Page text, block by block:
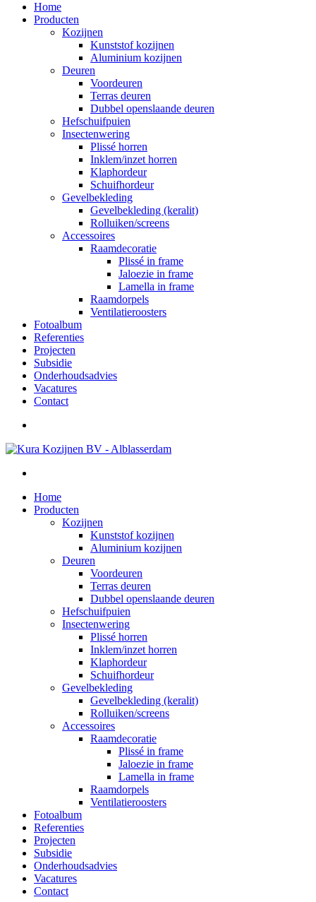
Home
Producten
Kozijnen
Kunststof kozijnen
Aluminium kozijnen
Deuren
Voordeuren
Terras deuren
Dubbel openslaande deuren
Hefschuifpuien
Insectenwering
Plissé horren
Inklem/inzet horren
Klaphordeur
Schuifhordeur
Gevelbekleding
Gevelbekleding (keralit)
Rolluiken/screens
Accessoires
Raamdecoratie
Plissé in frame
Jaloezie in frame
Lamella in frame
Raamdorpels
Ventilatieroosters
Fotoalbum
Referenties
Projecten
Subsidie
Onderhoudsadvies
Vacatures
Contact
Home
Producten
Kozijnen
Kunststof kozijnen
Aluminium kozijnen
Deuren
Voordeuren
Terras deuren
Dubbel openslaande deuren
Hefschuifpuien
Insectenwering
Plissé horren
Inklem/inzet horren
Klaphordeur
Schuifhordeur
Gevelbekleding
Gevelbekleding (keralit)
Rolluiken/screens
Accessoires
Raamdecoratie
Plissé in frame
Jaloezie in frame
Lamella in frame
Raamdorpels
Ventilatieroosters
Fotoalbum
Referenties
Projecten
Subsidie
Onderhoudsadvies
Vacatures
Contact